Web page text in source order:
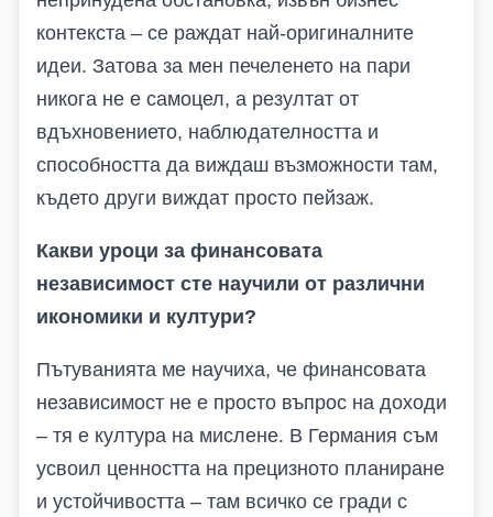
контекста – се раждат най-оригиналните
идеи. Затова за мен печеленето на пари
никога не е самоцел, а резултат от
вдъхновението, наблюдателността и
способността да виждаш възможности там,
където други виждат просто пейзаж.
Какви уроци за финансовата
независимост сте научили от различни
икономики и култури?
Пътуванията ме научиха, че финансовата
независимост не е просто въпрос на доходи
– тя е култура на мислене. В Германия съм
усвоил ценността на прецизното планиране
и устойчивостта – там всичко се гради с